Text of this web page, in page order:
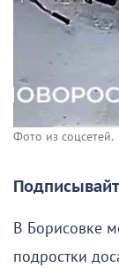
Фото из соцсетей.
В Борисовке
подростки